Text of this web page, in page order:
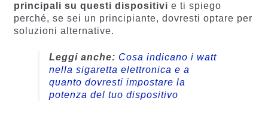
principali su questi dispositivi e ti spiego
perché, se sei un principiante, dovresti optare per
soluzioni alternative.
Leggi anche: Cosa indicano i watt
nella sigaretta elettronica e a
quanto dovresti impostare la
potenza del tuo dispositivo